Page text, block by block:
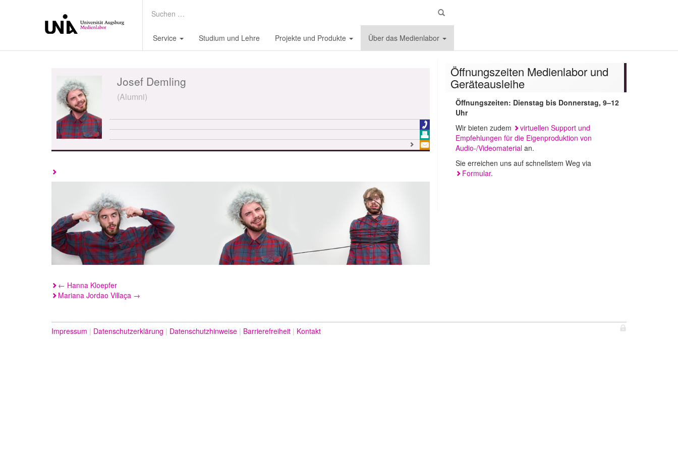
Suchen
Service Studium und Lehre Projekte und Produkte Über das Medienlabor
Josef Demling
(Alumni)
Beitragsnavigation
← Hanna Kloepfer
Mariana Jordao Villaça →
Öffnungszeiten Medienlabor und
Geräteausleihe
Öffnungszeiten: Dienstag bis Donnerstag, 9–12
Uhr
Wir bieten zudem
virtuellen Support und
Empfehlungen für die Eigenproduktion von
Audio-/Videomaterial an.
Sie erreichen uns auf schnellstem Weg via
Formular.
Impressum Datenschutzerklärung Datenschutzhinweise Barrierefreiheit Kontakt